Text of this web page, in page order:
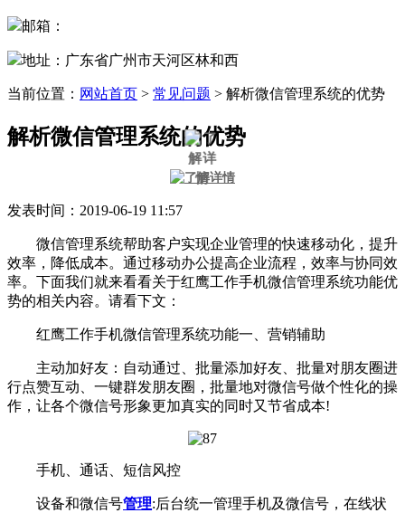
邮箱：
地址：广东省广州市天河区林和西
当前位置： 网站首页 > 常见问题 > 解析微信管理系统的优势
解析微信管理系统的优势
发表时间：2019-06-19 11:57
微信管理系统帮助客户实现企业管理的快速移动化，提升
效率，降低成本。通过移动办公提高企业流程，效率与协同效
率。下面我们就来看看关于红鹰工作手机微信管理系统功能优
势的相关内容。请看下文：
红鹰工作手机微信管理系统功能一、营销辅助
主动加好友：自动通过、批量添加好友、批量对朋友圈进
行点赞互动、一键群发朋友圈，批量地对微信号做个性化的操
作，让各个微信号形象更加真实的同时又节省成本!
手机、通话、短信风控
设备和微信号管理:后台统一管理手机及微信号，在线状